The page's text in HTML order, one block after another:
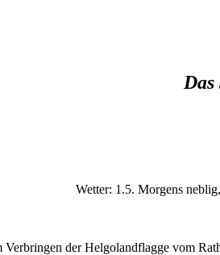
Wetter: 1.5. Morgens
der Helgolandflagge vom